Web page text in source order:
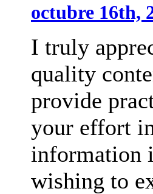
octubre 16th,
I truly
quality
provide
your effort
information
wishing to